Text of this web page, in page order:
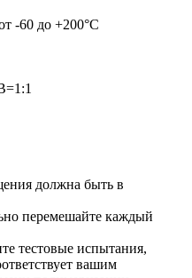
-60 до +200°С
должна быть в
перемешайте каждый
тестовые испытания,
вашим